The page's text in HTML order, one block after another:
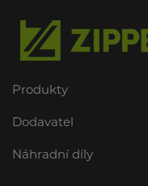
Produkty
Dodavatel
Náhradní díly